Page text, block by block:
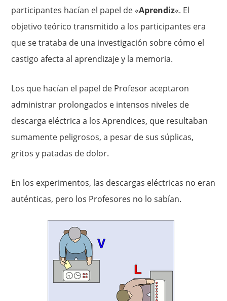
participantes hacían el papel de «Aprendiz«. El
objetivo teórico transmitido a los participantes era
que se trataba de una investigación sobre cómo el
castigo afecta al aprendizaje y la memoria.
Los que hacían el papel de Profesor aceptaron
administrar prolongados e intensos niveles de
descarga eléctrica a los Aprendices, que resultaban
sumamente peligrosos, a pesar de sus súplicas,
gritos y patadas de dolor.
En los experimentos, las descargas eléctricas no eran
auténticas, pero los Profesores no lo sabían.